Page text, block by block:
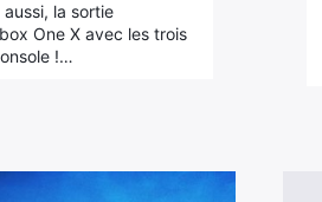
la sortie
One X avec les trois
!…